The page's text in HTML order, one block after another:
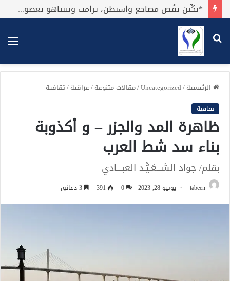
*بكِّين تقُض مضاجع واشنطن، ترامب ونتنياهو يعضون على أصابِعهُم وليس بيدهم حيلَة!.*
بحث
عن
الرئيسية/
Uncategorized
/مقالات متنوعة/عراقية/ثقافية
ثقافية
ظاهرة المد والجزر – و أكذوبة
بناء سد شط العرب
بقلم/ جواد السَّـــعَـيّْـد العبـــادي
tabeen يونيو 28, 2023 0
391